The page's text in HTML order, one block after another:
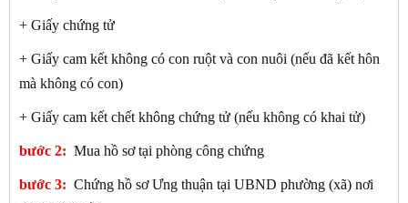
+ Giấy chứng tử
+ Giấy cam kết không có con ruột và con nuôi (nếu đã kết hôn
mà không có con)
+ Giấy cam kết chết không chứng tử (nếu không có khai tử)
bước 2: Mua hồ sơ tại phòng công chứng
bước 3: Chứng hồ sơ Ưng thuận tại UBND phường (xã) nơi